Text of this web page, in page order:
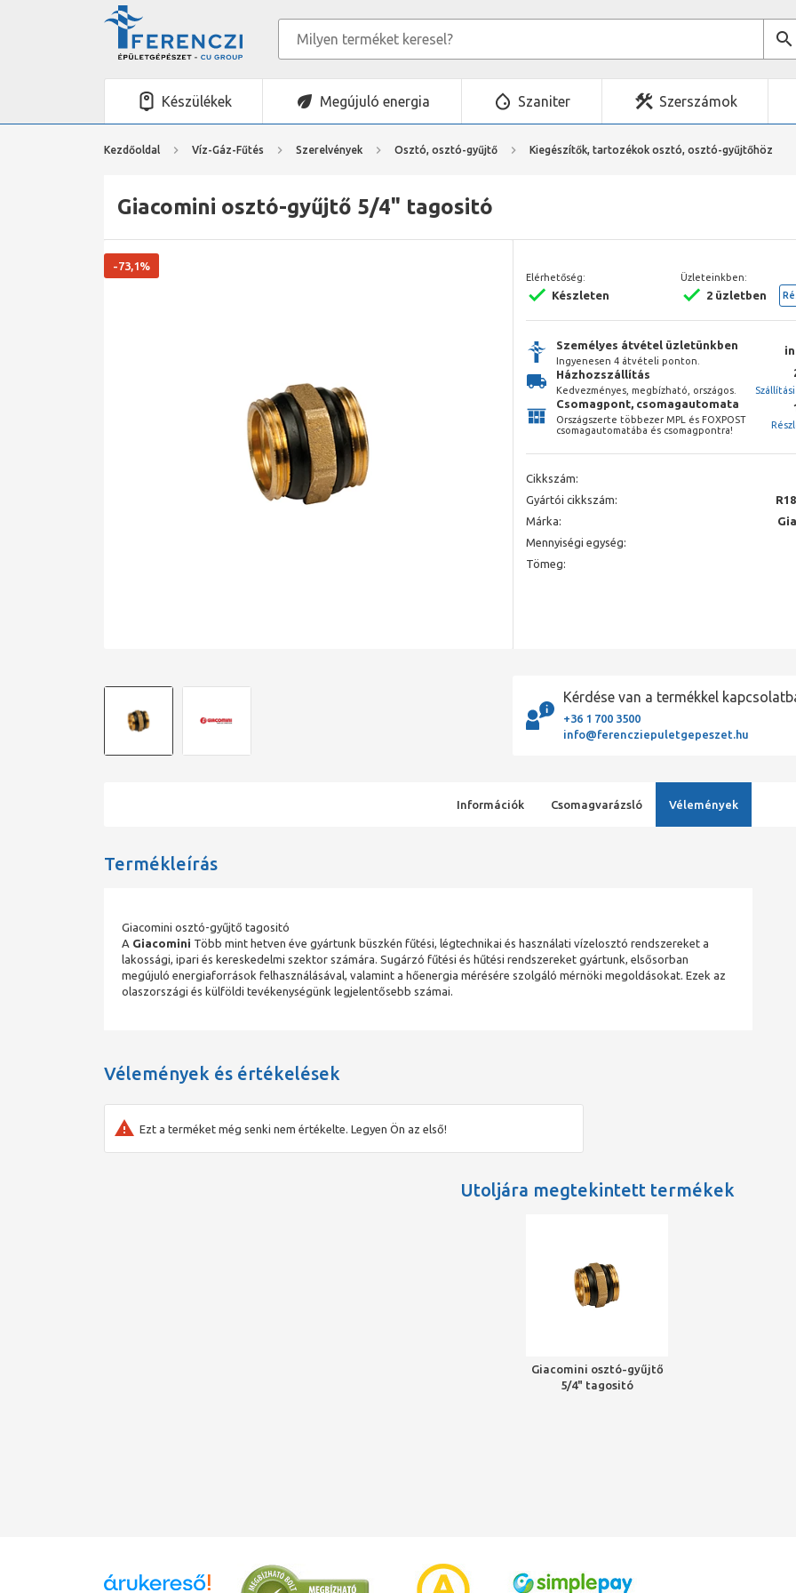
Készülékek Megújuló energia Szaniter Szerszámok
Kezdőoldal Víz-Gáz-Fűtés Szerelvények Osztó, osztó-gyűjtő Kiegészítők, tartozékok osztó, osztó-gyűjtőhöz
Giacomini osztó-gyűjtő 5/4" tagositó
-73,1%
Elérhetőség:
Készleten
Üzleteinkben:
2 üzletben
Személyes átvétel üzletünkben
Ingyenesen 4 átvételi ponton.
Házhozszállítás
Kedvezményes, megbízható, országos.
Csomagpont, csomagautomata
Országszerte többezer MPL és FOXPOST
csomagautomatába és csomagpontra!
Cikkszám:
Gyártói cikkszám:
Márka:
Mennyiségi egység:
Tömeg:
Kérdése van a termékkel
+36 1 700 3500
info@ferencziepuletgepeszet.hu
Információk Csomagvarázsló Vélemények
Termékleírás
Giacomini osztó-gyűjtő tagositó
A Giacomini Több mint hetven éve gyártunk büszkén fűtési, légtechnikai és használati vízelosztó rendszereket a
lakossági, ipari és kereskedelmi szektor számára. Sugárzó fűtési és hűtési rendszereket gyártunk, elsősorban
megújuló energiaforrások felhasználásával, valamint a hőenergia mérésére szolgáló mérnöki megoldásokat. Ezek az
olaszországi és külföldi tevékenységünk legjelentősebb számai.
Vélemények és értékelések
Ezt a terméket még senki nem értékelte. Legyen Ön az első!
Utoljára megtekintett termékek
Giacomini osztó-gyűjtő
5/4" tagositó